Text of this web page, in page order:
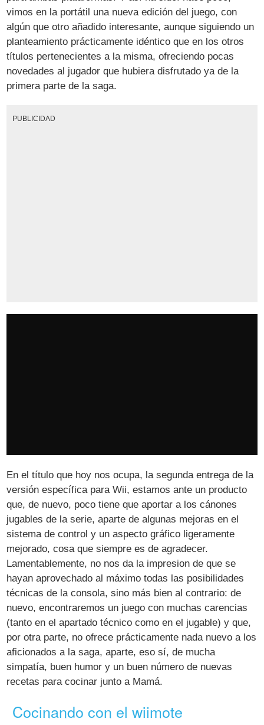
vimos en la portátil una nueva edición del juego, con
algún que otro añadido interesante, aunque siguiendo un
planteamiento prácticamente idéntico que en los otros
títulos pertenecientes a la misma, ofreciendo pocas
novedades al jugador que hubiera disfrutado ya de la
primera parte de la saga.
PUBLICIDAD
En el título que hoy nos ocupa, la segunda entrega de la
versión específica para Wii, estamos ante un producto
que, de nuevo, poco tiene que aportar a los cánones
jugables de la serie, aparte de algunas mejoras en el
sistema de control y un aspecto gráfico ligeramente
mejorado, cosa que siempre es de agradecer.
Lamentablemente, no nos da la impresion de que se
hayan aprovechado al máximo todas las posibilidades
técnicas de la consola, sino más bien al contrario: de
nuevo, encontraremos un juego con muchas carencias
(tanto en el apartado técnico como en el jugable) y que,
por otra parte, no ofrece prácticamente nada nuevo a los
aficionados a la saga, aparte, eso sí, de mucha
simpatía, buen humor y un buen número de nuevas
recetas para cocinar junto a Mamá.
Cocinando con el wiimote